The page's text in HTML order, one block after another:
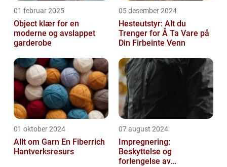
01 februar 2025
Object klær for en
moderne og avslappet
garderobe
05 desember 2024
Hesteutstyr: Alt du
Trenger for Å Ta Vare på
Din Firbeinte Venn
01 oktober 2024
Allt om Garn En Fiberrich
Hantverksresurs
07 august 2024
Impregnering:
Beskyttelse og
forlengelse av